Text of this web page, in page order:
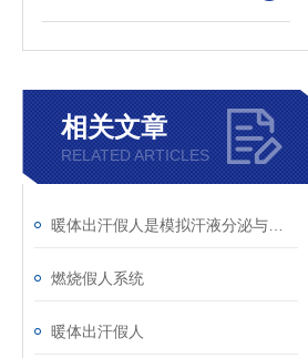
相关文章
RELATED ARTICLES
燃烧假人系统
暖体出汗假人